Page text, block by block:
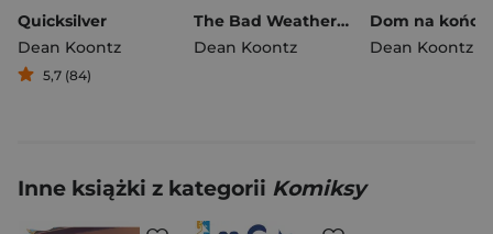
Quicksilver
Dean Koontz
5,7 (84)
The Bad Weather Friend wer. angielska
Dean Koontz
Dean Koontz
Inne książki z kategorii Komiksy